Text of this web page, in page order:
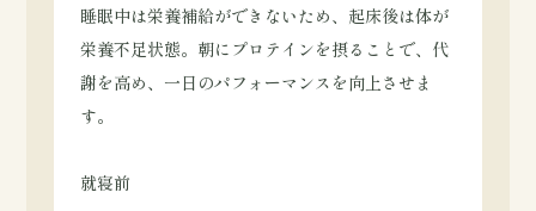
睡眠中は栄養補給ができないため、起床後は体が
栄養不足状態。朝にプロテインを摂ることで、代
謝を高め、一日のパフォーマンスを向上させま
す。
就寝前